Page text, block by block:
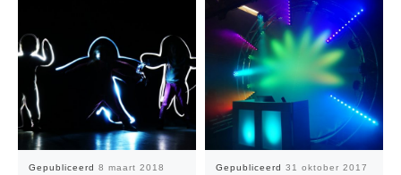
Gepubliceerd 8 maart 2018 Gepubliceerd 31 oktober 2017